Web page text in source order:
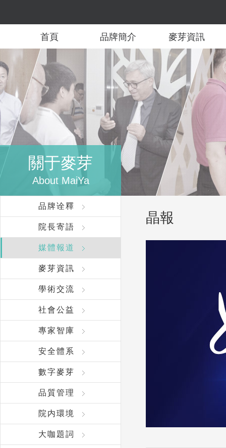
首頁 品牌簡介 麥芽資訊
關于麥芽
About MaiYa
品牌诠釋
院長寄語
媒體報道
麥芽資訊
學術交流
社會公益
專家智庫
安全體系
數字麥芽
品質管理
院内環境
大咖題詞
晶報